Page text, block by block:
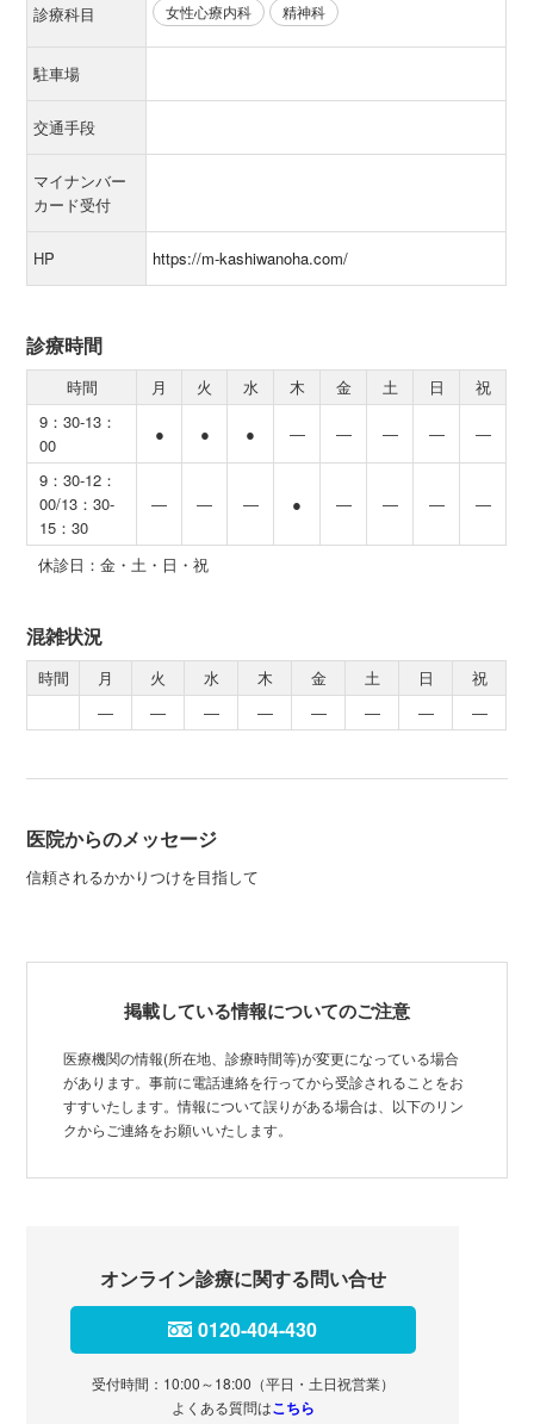
診療科目 女性心療内科 精神科
駐車場
交通手段
マイナンバー
カード受付
HP https://m-kashiwanoha.com/
診療時間
時間 月 火 水 木 金 土 日
祝
9：30-13：
00
● ● ● ― ― ― ― ―
9：30-12：
00/13：30-
15：30
― ― ― ● ― ― ― ―
休診日：金・土・日・祝
混雑状況
時間 月 火 水 木 金 土 日
祝
―
― ― ― ― ― ― ―
医院からのメッセージ
信頼されるかかりつけを目指して
掲載している情報についてのご注意
医療機関の情報(所在地、診療時間等)が変更になっている場合
があります。事前に電話連絡を行ってから受診されることをお
すすいたします。情報について誤りがある場合は、以下のリン
クからご連絡をお願いいたします。
オンライン診療に関する問い合せ
0120-404-430
受付時間：10:00～18:00（平日・土日祝営業）
よくある質問はこちら